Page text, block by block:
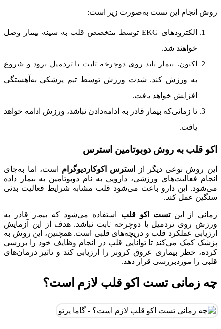
روش انجام این تست به‌صورت زیر است:
الکترودهای EKG توسط متخصص قلب به سینه بیمار وصل
خواهند شد.
اکنون، بیمار باید روی دوچرخه ثابت یا تردمیل برود و شروع
به ورزش کند. شدت ورزش توسط تیم پزشکی به‌آهستگی
افزایش خواهد یافت.
تا زمانی‌که بیمار قادر به ادامه‌دادن نباشد، ورزش ادامه خواهد
یافت.
اکو قلب به روش دوبوتامین استرس
این روش نوعی دیگر از استرس اکوکاردیوگرام است، اما به‌جای
انجام فعالیت‌های ورزشی، دارویی به نام دوبوتامین به بیمار داده
می‌شود. این دارو باعث می‌شود قلب مشابه شرایط فعالیت بدنی
سنگین عمل کند.
زمانی از اینتست اکو قلب استفاده می‌شود که بیمار قادر به
ورزش روی تردمیل یا دوچرخه ثابت نباشد. هدف از این آزمایش
ارزیابی عملکرد قلب و دریچه‌های قلبی است. همچنین، این روش به
پزشک کمک می‌کند تا توانایی قلب در انجام وظایف خود را بررسی
کرده، خطر بیماری عروق کرونر را ارزیابی کند و تاثیر درمان‌های
قلبی را موردبررسی قرار دهد.
چه زمانی تست اکو قلب لازم است؟